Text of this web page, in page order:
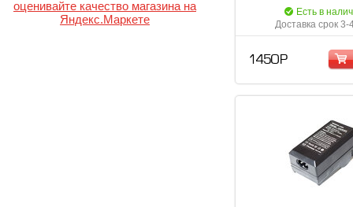
мощностью 5 Вт
дисплей,
Есть в
Доставка срок 3-
1 450 Р